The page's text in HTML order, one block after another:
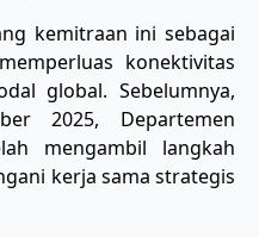
kemitraan ini sebagai
konektivitas
global. Sebelumnya,
2025, Departemen
mengambil langkah
kerja sama strategis